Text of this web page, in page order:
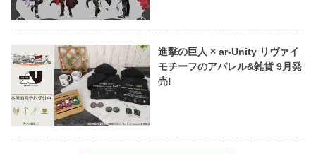
進撃の巨人 × ar-Unity リヴァイ
モチーフのアパレル&雑貨 9月発
売!